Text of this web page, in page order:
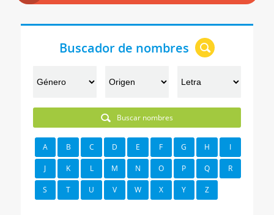
Buscador de nombres
Buscar nombres
A B C D E F G H I
J K L M N O P Q R
S T U V W X Y Z